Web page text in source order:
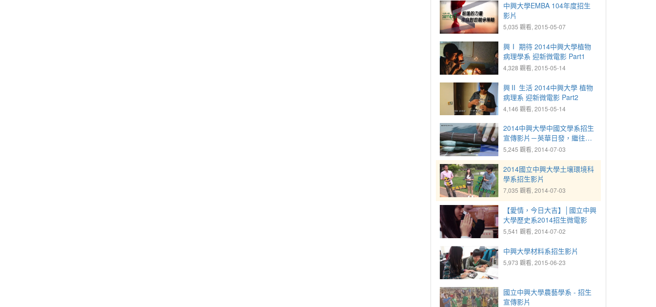
中興大學EMBA 104年度招生
影片
5,035 觀看, 2015-05-07
興Ⅰ 期待 2014中興大學植物
病理學系 迎新微電影 Part1
4,328 觀看, 2015-05-14
興Ⅱ 生活 2014中興大學 植物
病理系 迎新微電影 Part2
4,146 觀看, 2015-05-14
2014中興大學中國文學系招生
宣傳影片－英華日發，繼往開
來
5,245 觀看, 2014-07-03
2014國立中興大學土壤環境科
學系招生影片
7,035 觀看, 2014-07-03
【愛情，今日大吉】│國立中興
大學歷史系2014招生微電影
5,541 觀看, 2014-07-02
中興大學材料系招生影片
5,973 觀看, 2015-06-23
國立中興大學農藝學系 - 招生
宣傳影片